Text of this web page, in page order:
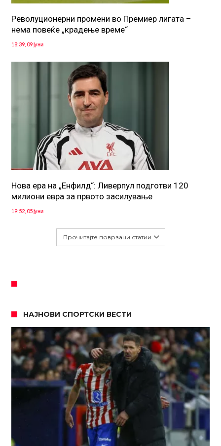
Револуционерни промени во Премиер лигата –
нема повеќе „крадење време“
18:39, 09 јуни
Нова ера на „Енфилд“: Ливерпул подготви 120
милиони евра за првото засилување
19:52, 05 јуни
Прочитајте поврзани статии
НАЈНОВИ СПОРТСКИ ВЕСТИ